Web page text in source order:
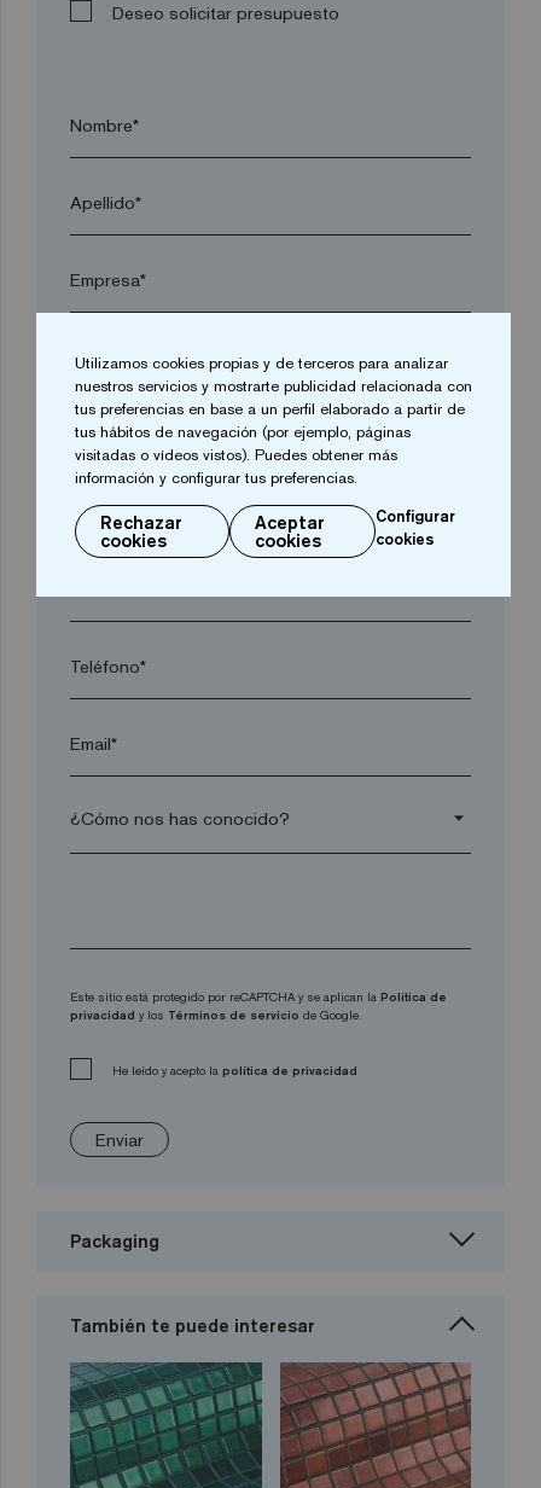
Deseo solicitar presupuesto
Nombre*
Apellido*
Empresa*
Localidad*
Código postal*
Teléfono*
Email*
arrow_drop_down
Este sitio está protegido por reCAPTCHA y se aplican la Política de
privacidad y los Términos de servicio de Google.
He leído y acepto la política de privacidad
Enviar
Packaging
También te puede interesar
Utilizamos cookies propias y de terceros para analizar
nuestros servicios y mostrarte publicidad relacionada con
tus preferencias en base a un perfil elaborado a partir de
tus hábitos de navegación (por ejemplo, páginas
visitadas o vídeos vistos). Puedes obtener más
información y configurar tus preferencias.
Rechazar
cookies
Aceptar
cookies
Configurar
cookies